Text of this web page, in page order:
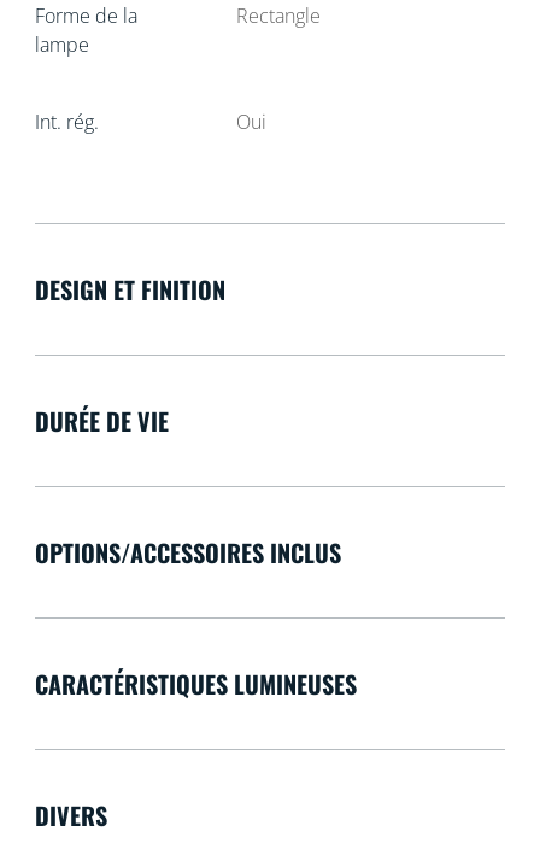
Forme de la
lampe
Rectangle
Int. rég. Oui
DESIGN ET FINITION
DURÉE DE VIE
OPTIONS/ACCESSOIRES INCLUS
CARACTÉRISTIQUES LUMINEUSES
DIVERS